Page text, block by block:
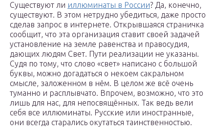
Существуют ли иллюминаты в России? Да, конечно,
существуют. В этом нетрудно убедиться, даже просто
сделав запрос в интернете. Открывшаяся страничка
сообщит, что эта организация ставит своей задачей
установление на земле равенства и правосудия,
дающих людям Свет. Пути реализации не указаны.
Судя по тому, что слово «свет» написано с большой
буквы, можно догадаться о некоем сакральном
смысле, заложенном в нём. В целом же всё очень
туманно и расплывчато. Впрочем, возможно, что это
лишь для нас, для непосвящённых. Так ведь вели
себя все иллюминаты. Русские или иностранные,
они всегда старались окутаться таинственностью.